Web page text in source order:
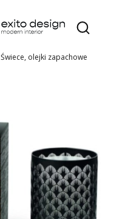
Otwórz
Świece, olejki zapachowe